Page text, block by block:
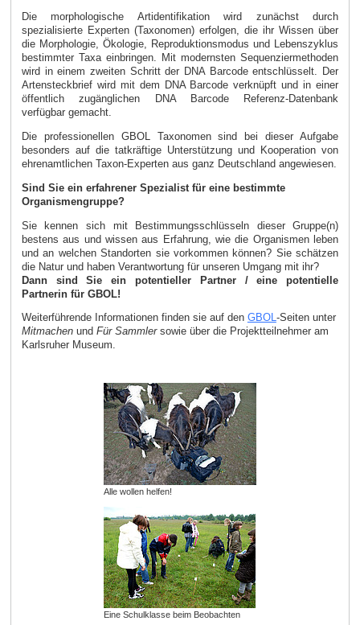
Die morphologische Artidentifikation wird zunächst durch
spezialisierte Experten (Taxonomen) erfolgen, die ihr Wissen über
die Morphologie, Ökologie, Reproduktionsmodus und Lebenszyklus
bestimmter Taxa einbringen. Mit modernsten Sequenziermethoden
wird in einem zweiten Schritt der DNA Barcode entschlüsselt. Der
Artensteckbrief wird mit dem DNA Barcode verknüpft und in einer
öffentlich zugänglichen DNA Barcode Referenz-Datenbank
verfügbar gemacht.
Die professionellen GBOL Taxonomen sind bei dieser Aufgabe
besonders auf die tatkräftige Unterstützung und Kooperation von
ehrenamtlichen Taxon-Experten aus ganz Deutschland angewiesen.
Sind Sie ein erfahrener Spezialist für eine bestimmte
Organismengruppe?
Sie kennen sich mit Bestimmungsschlüsseln dieser Gruppe(n)
bestens aus und wissen aus Erfahrung, wie die Organismen leben
und an welchen Standorten sie vorkommen können? Sie schätzen
die Natur und haben Verantwortung für unseren Umgang mit ihr?
Dann sind Sie ein potentieller Partner / eine potentielle
Partnerin für GBOL!
Weiterführende Informationen finden sie auf den GBOL-Seiten unter
Mitmachenund Für Sammlersowie über die Projektteilnehmer am
Karlsruher Museum.
Alle wollen helfen!
Eine Schulklasse beim Beobachten